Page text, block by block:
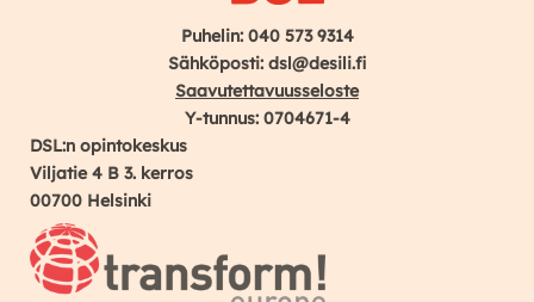
Puhelin: 040 573 9314
Sähköposti: dsl@desili.fi
Saavutettavuusseloste
Y-tunnus: 0704671-4
DSL:n opintokeskus
Viljatie 4 B 3. kerros
00700 Helsinki